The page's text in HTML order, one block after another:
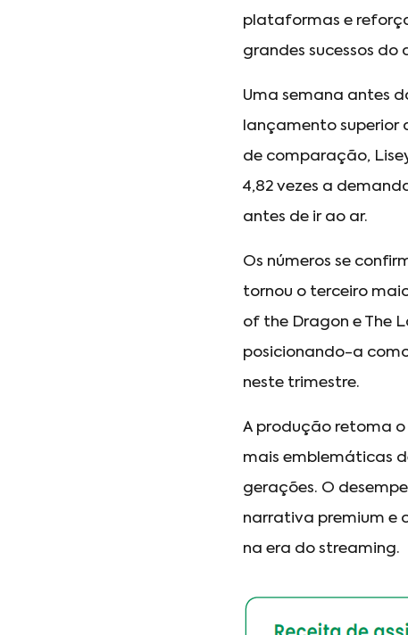
plataformas e
grandes sucessos do
Uma semana antes
lançamento
de comparação,
4,82 vezes a
antes de ir ao ar.
Os números se
tornou o terceiro
of the Dragon e The
posicionando-a
neste trimestre.
A produção retoma
mais emblemáticas
gerações. O
narrativa premium e
na era do streaming.